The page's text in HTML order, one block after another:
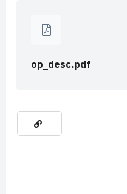
op_desc.pdf